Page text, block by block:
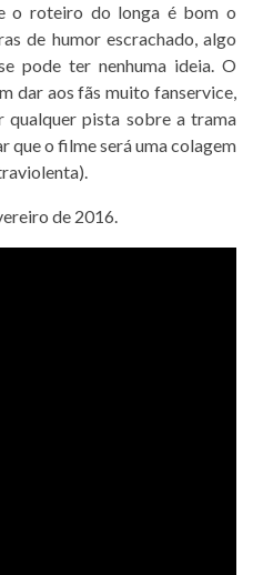
o roteiro do longa é bom o
de humor escrachado, algo
pode ter nenhuma ideia. O
dar aos fãs muito fanservice,
qualquer pista sobre a trama
que o filme será uma colagem
de 2016.